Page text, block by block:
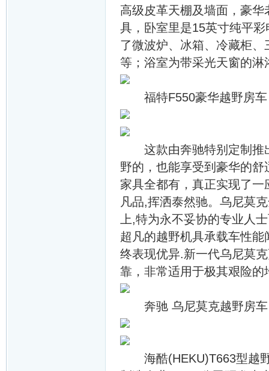
高级皮革天棚及墙面，豪
具，卧室里是15英寸纯平
了微波炉、冰箱、冷藏柜
等；浴室为带采光天窗的
福特F550豪华越野房车
这款由奔驰特别定制推
野的，也能享受到豪华的
家具全都有，真正实现了
凡品,挥洒泰然驰。乌尼莫
上,特为永不妥协的专业人
超凡的越野机具承载车性
终表现优异.新一代乌尼莫
靠，非常适用于极其艰险的
奔驰 乌尼莫克越野房车
海酷(HEKU)T663型越野